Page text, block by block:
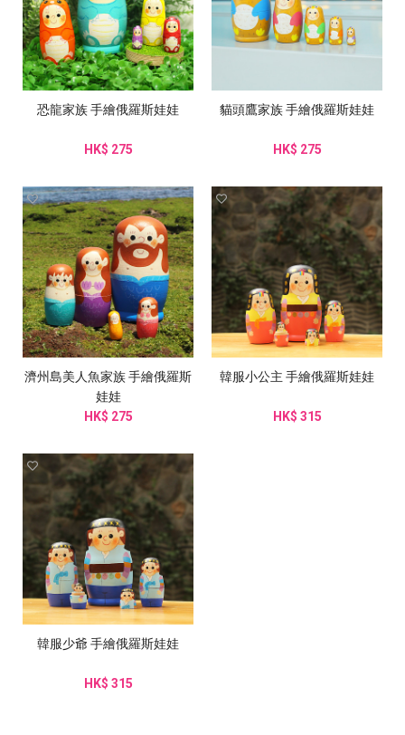
恐龍家族 手繪俄羅斯娃娃
HK$ 275
貓頭鷹家族 手繪俄羅斯娃娃
HK$ 275
濟州島美人魚家族 手繪俄羅斯
娃娃
HK$ 275
韓服小公主 手繪俄羅斯娃娃
HK$ 315
韓服少爺 手繪俄羅斯娃娃
HK$ 315